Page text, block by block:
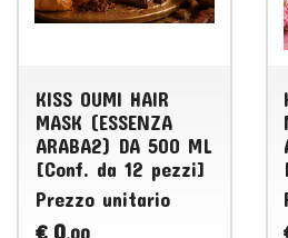
KISS OUMI HAIR
MASK (ESSENZA
ARABA2) DA 500 ML
[Conf. da 12 pezzi]
Prezzo unitario
€ 0,00